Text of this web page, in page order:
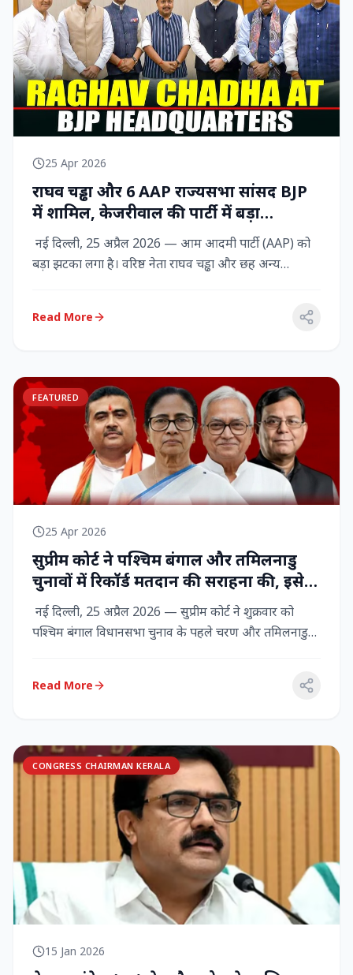
25 Apr 2026
राघव चड्ढा और 6 AAP राज्‍यसभा सांसद BJP
में शामिल, केजरीवाल की पार्टी में बड़ा
राजनीतिक विद्रोह
नई दिल्ली, 25 अप्रैल 2026 — आम आदमी पार्टी (AAP) को
बड़ा झटका लगा है। वरिष्ठ नेता राघव चड्ढा और छह अन्य
Read More
FEATURED
25 Apr 2026
सुप्रीम कोर्ट ने पश्चिम बंगाल और तमिलनाडु
चुनावों में रिकॉर्ड मतदान की सराहना की, इसे
नागरिक शक्ति का प्रदर्शन बताया
नई दिल्ली, 25 अप्रैल 2026 — सुप्रीम कोर्ट ने शुक्रवार को
पश्चिम बंगाल विधानसभा चुनाव के पहले चरण और तमिलनाडु
Read More
CONGRESS CHAIRMAN KERALA
15 Jan 2026